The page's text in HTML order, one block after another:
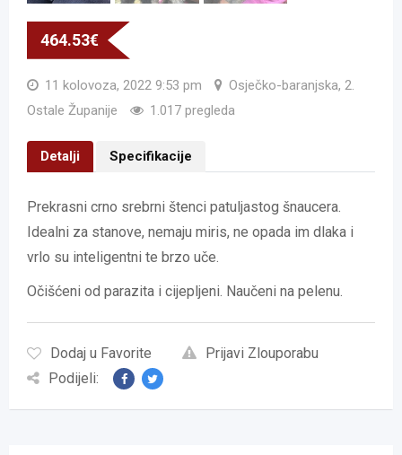
464.53€
11 kolovoza, 2022 9:53 pm
Osječko-baranjska, 2.
Ostale Županije
1.017 pregleda
Detalji Specifikacije
Prekrasni crno srebrni štenci patuljastog šnaucera.
Idealni za stanove, nemaju miris, ne opada im dlaka i
vrlo su inteligentni te brzo uče.
Očišćeni od parazita i cijepljeni. Naučeni na pelenu.
Dodaj u Favorite
Prijavi Zlouporabu
Podijeli: